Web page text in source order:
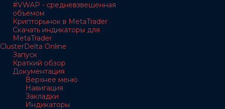
#VWAP - средневзвешенная
объемом
Крипторынок в MetaTrader
Скачать индикаторы для
MetaTrader
ClusterDelta Online
Запуск
Краткий обзор
Документация
Верхнее меню
Навигация
Закладки
Индикаторы